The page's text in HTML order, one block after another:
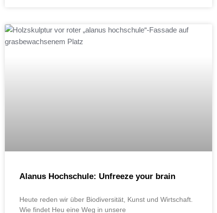
Alanus Hochschule: Unfreeze your brain
Heute reden wir über Biodiversität, Kunst und Wirtschaft.
Wie findet Heu eine Weg in unsere